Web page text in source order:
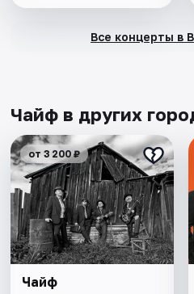
Все концерты в
Чайф в других
от 3 200 ₽
Чайф